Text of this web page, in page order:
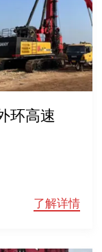
环高速
了解详情